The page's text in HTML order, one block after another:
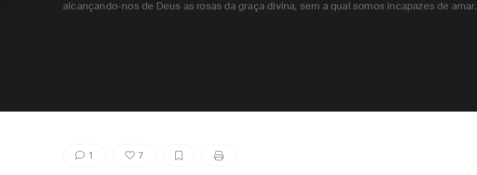
alcançando-nos de Deus as rosas da graça divina, sem a qual somos incapazes de amar.
1 7